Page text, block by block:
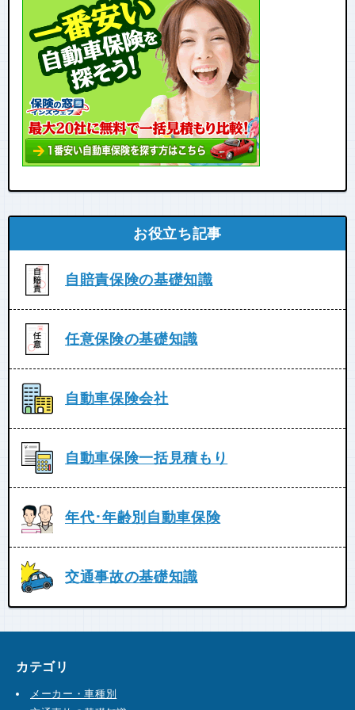
お役立ち記事
自賠責保険の基礎知識
任意保険の基礎知識
自動車保険会社
自動車保険一括見積もり
年代･年齢別自動車保険
交通事故の基礎知識
カテゴリ
メーカー・車種別